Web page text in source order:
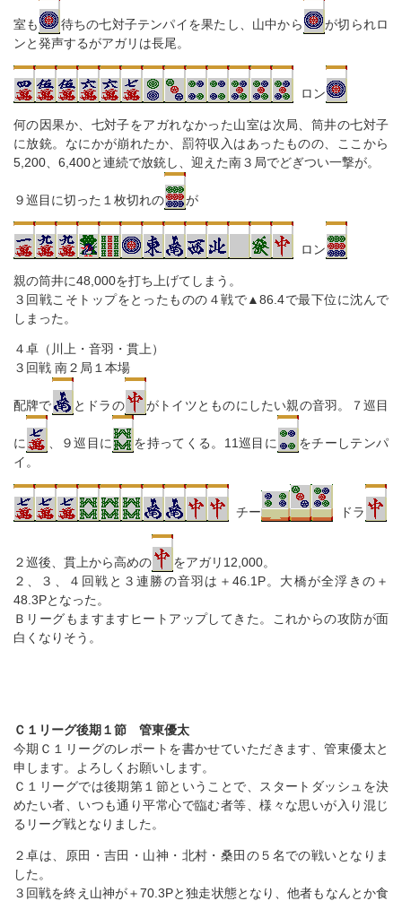
室も 待ちの七対子テンパイを果たし、山中から
が切られロ
ンと発声するがアガリは長尾。
ロン
何の因果か、七対子をアガれなかった山室は次局、筒井の七対子
に放銃。なにかが崩れたか、罰符収入はあったものの、ここから
5,200、6,400と連続で放銃し、迎えた南３局でどぎつい一撃が。
９巡目に切った１枚切れの が
ロン
親の筒井に48,000を打ち上げてしまう。
３回戦こそトップをとったものの４戦で▲86.4で最下位に沈んで
しまった。
４卓（川上・音羽・貫上）
３回戦 南２局１本場
配牌で とドラの がトイツとものにしたい親の音羽。７巡目
に 、９巡目に を持ってくる。11巡目に
をチーしテンパ
イ。
チー ドラ
２巡後、貫上から高めの
をアガリ12,000。
２、３、４回戦と３連勝の音羽は＋46.1P。大橋が全浮きの＋
48.3Pとなった。
Ｂリーグもますますヒートアップしてきた。これからの攻防が面
白くなりそう。
Ｃ１リーグ後期１節 管東優太
今期Ｃ１リーグのレポートを書かせていただきます、管東優太と
申します。よろしくお願いします。
Ｃ１リーグでは後期第１節ということで、スタートダッシュを決
めたい者、いつも通り平常心で臨む者等、様々な思いが入り混じ
るリーグ戦となりました。
２卓は、原田・吉田・山神・北村・桑田の５名での戦いとなりま
した。
３回戦を終え山神が＋70.3Pと独走状態となり、他者もなんとか食